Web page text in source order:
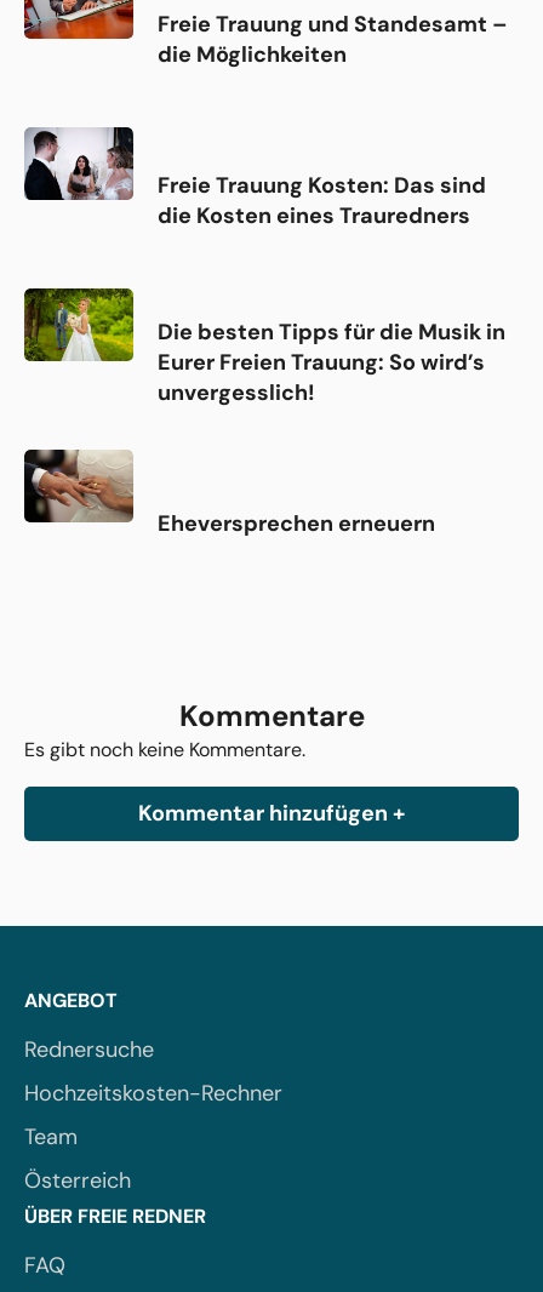
Freie Trauung und Standesamt –
die Möglichkeiten
Freie Trauung Kosten: Das sind
die Kosten eines Trauredners
Die besten Tipps für die Musik in
Eurer Freien Trauung: So wird’s
unvergesslich!
Eheversprechen erneuern
Kommentare
Es gibt noch keine Kommentare.
Kommentar hinzufügen +
ANGEBOT
Rednersuche
Hochzeitskosten-Rechner
Team
Österreich
ÜBER FREIE REDNER
FAQ